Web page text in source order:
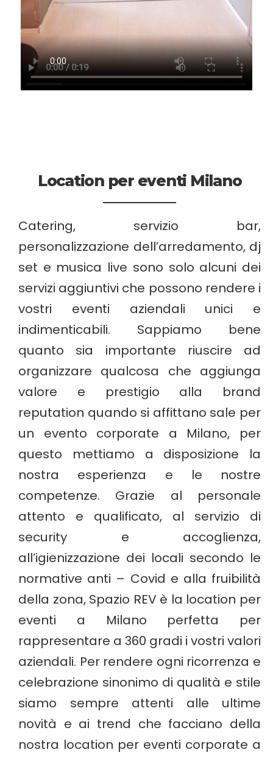
Location per eventi Milano
Catering, servizio bar,
personalizzazione dell’arredamento, dj
set e musica live sono solo alcuni dei
servizi aggiuntivi che possono rendere i
vostri eventi aziendali unici e
indimenticabili. Sappiamo bene
quanto sia importante riuscire ad
organizzare qualcosa che aggiunga
valore e prestigio alla brand
reputation quando si affittano sale per
un evento corporate a Milano, per
questo mettiamo a disposizione la
nostra esperienza e le nostre
competenze. Grazie al personale
attento e qualificato, al servizio di
security e accoglienza,
all’igienizzazione dei locali secondo le
normative anti – Covid e alla fruibilità
della zona, Spazio REV è la location per
eventi a Milano perfetta per
rappresentare a 360 gradi i vostri valori
aziendali. Per rendere ogni ricorrenza e
celebrazione sinonimo di qualità e stile
siamo sempre attenti alle ultime
novità e ai trend che facciano della
nostra location per eventi corporate a